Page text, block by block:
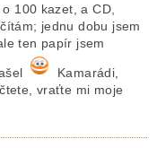
100 kazet, a CD,
jednu dobu jsem
ten papír jsem
Kamarádi,
vraťte mi moje